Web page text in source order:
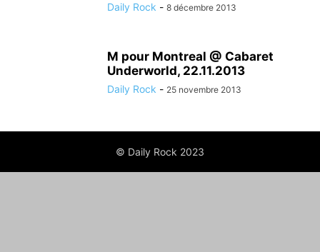
Daily Rock - 8 décembre 2013
M pour Montreal @ Cabaret
Underworld, 22.11.2013
Daily Rock - 25 novembre 2013
© Daily Rock 2023